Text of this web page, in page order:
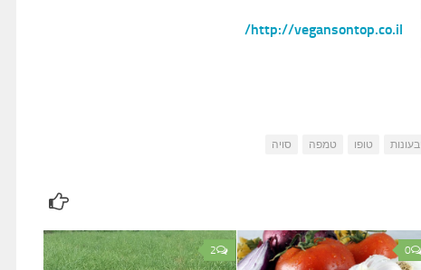
http://vegansontop.co.il/
טופו טמפה סויה
2 0